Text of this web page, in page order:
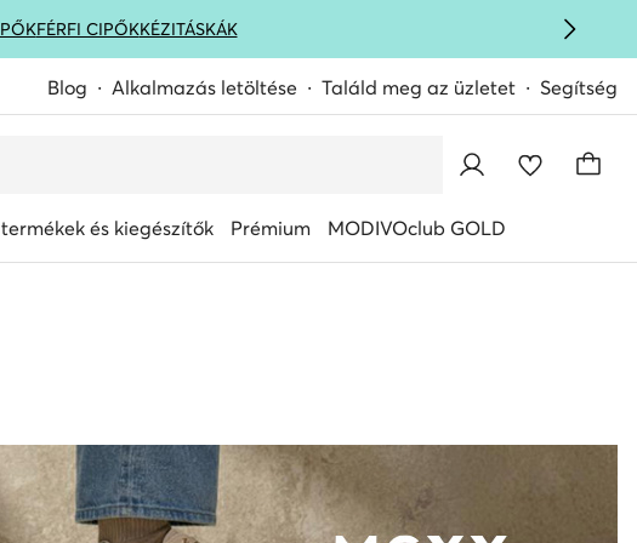
FÉRFI CIPŐKKÉZITÁSKÁK
Blog Alkalmazás letöltése Találd meg az üzletet Segítség
és kiegészítők Prémium MODIVOclub GOLD